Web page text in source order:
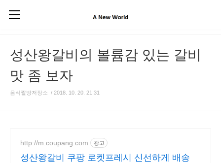
성산왕갈비의 볼륨감 있는 갈비
맛 좀 보자
음식짤방저장소 / 2018. 10. 20. 21:31
http://m.coupang.com 광고
성산왕갈비 쿠팡 로켓프레시 신선하게 배송